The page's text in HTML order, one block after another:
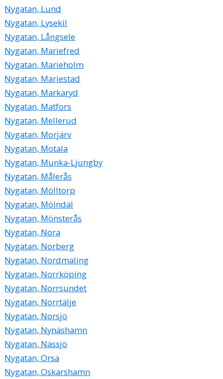
Nygatan, Lund
Nygatan, Lysekil
Nygatan, Långsele
Nygatan, Mariefred
Nygatan, Marieholm
Nygatan, Mariestad
Nygatan, Markaryd
Nygatan, Matfors
Nygatan, Mellerud
Nygatan, Morjärv
Nygatan, Motala
Nygatan, Munka-Ljungby
Nygatan, Målerås
Nygatan, Mölltorp
Nygatan, Mölndal
Nygatan, Mönsterås
Nygatan, Nora
Nygatan, Norberg
Nygatan, Nordmaling
Nygatan, Norrköping
Nygatan, Norrsundet
Nygatan, Norrtälje
Nygatan, Norsjö
Nygatan, Nynäshamn
Nygatan, Nässjö
Nygatan, Orsa
Nygatan, Oskarshamn